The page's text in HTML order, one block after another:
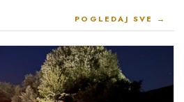
POGLEDAJ SVE →